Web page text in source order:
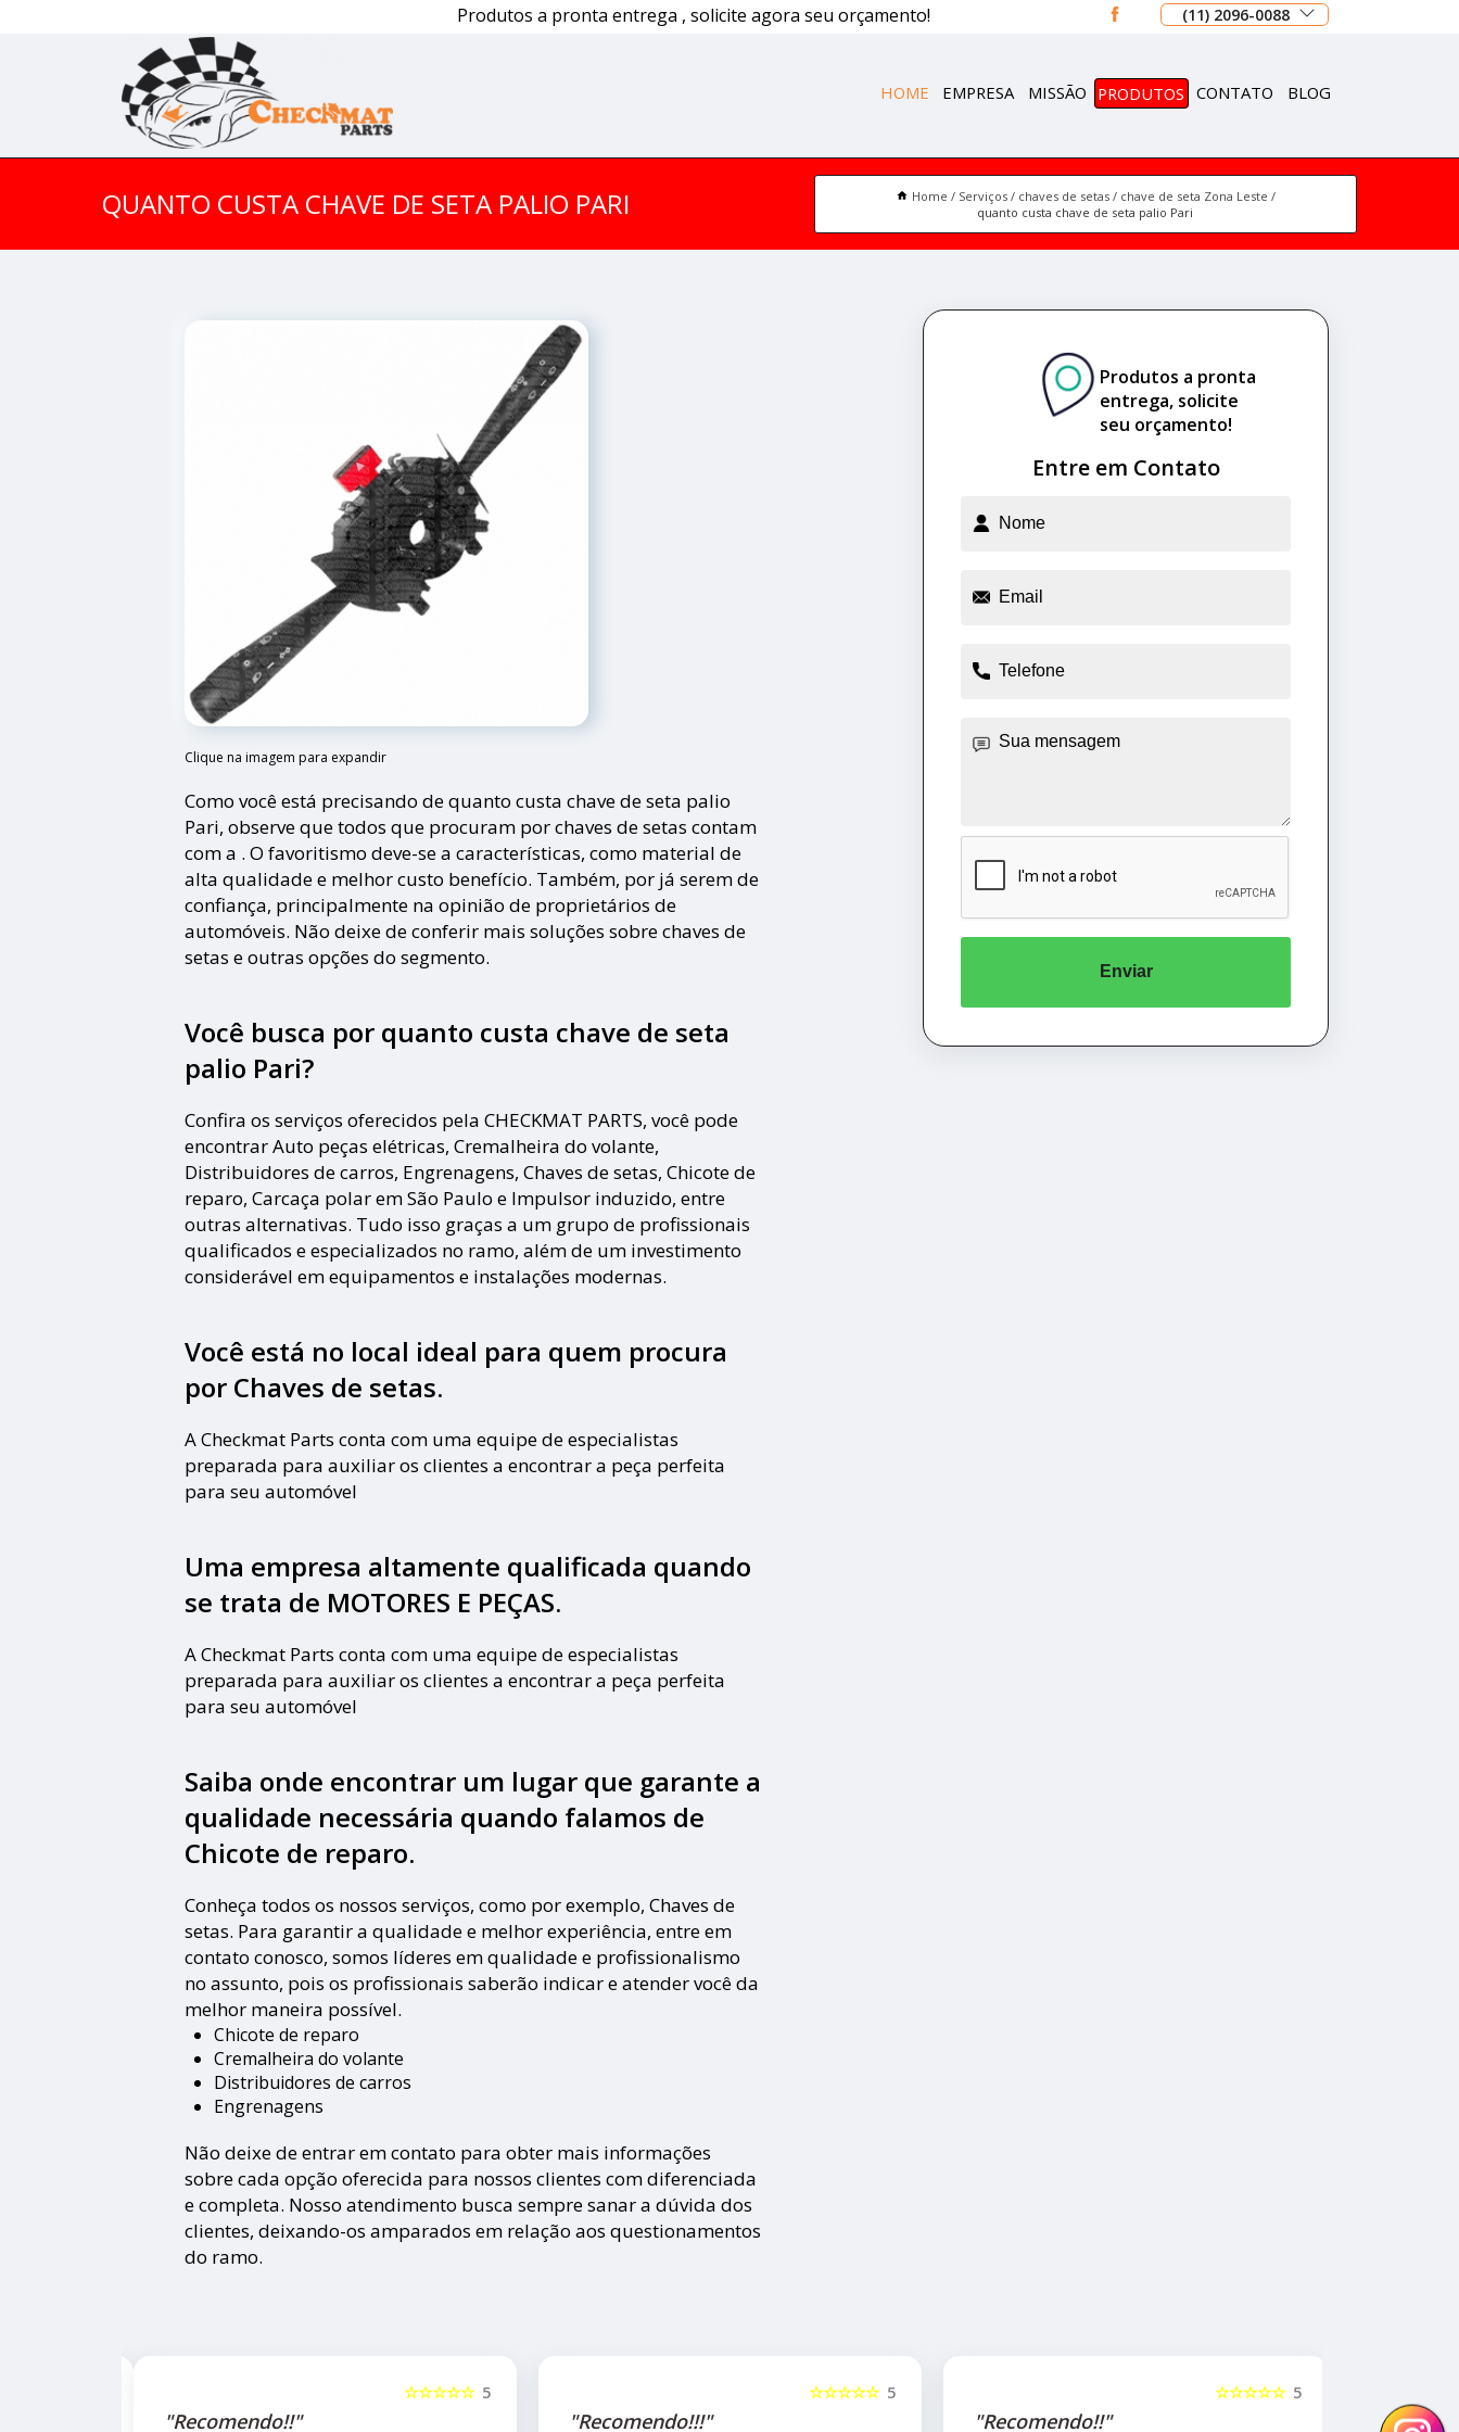
Produtos a pronta entrega , solicite agora seu orçamento! (11) 2096-0088
HOME EMPRESA MISSÃO PRODUTOS CONTATO BLOG
QUANTO CUSTA CHAVE DE SETA PALIO PARI Home Serviços chaves de setas
chave de seta Zona Leste
quanto custa chave de seta palio Pari
Clique na imagem para expandir
Como você está precisando de quanto custa chave de seta palio
Pari, observe que todos que procuram por chaves de setas contam
com a . O favoritismo deve-se a características, como material de
alta qualidade e melhor custo benefício. Também, por já serem de
confiança, principalmente na opinião de proprietários de
automóveis. Não deixe de conferir mais soluções sobre chaves de
setas e outras opções do segmento.
Você busca por quanto custa chave de seta
palio Pari?
Confira os serviços oferecidos pela CHECKMAT PARTS, você pode
encontrar Auto peças elétricas, Cremalheira do volante,
Distribuidores de carros, Engrenagens, Chaves de setas, Chicote de
reparo, Carcaça polar em São Paulo e Impulsor induzido, entre
outras alternativas. Tudo isso graças a um grupo de profissionais
qualificados e especializados no ramo, além de um investimento
considerável em equipamentos e instalações modernas.
Você está no local ideal para quem procura
por Chaves de setas.
A Checkmat Parts conta com uma equipe de especialistas
preparada para auxiliar os clientes a encontrar a peça perfeita
para seu automóvel
Uma empresa altamente qualificada quando
se trata de MOTORES E PEÇAS.
A Checkmat Parts conta com uma equipe de especialistas
preparada para auxiliar os clientes a encontrar a peça perfeita
para seu automóvel
Saiba onde encontrar um lugar que garante a
qualidade necessária quando falamos de
Chicote de reparo.
Conheça todos os nossos serviços, como por exemplo, Chaves de
setas. Para garantir a qualidade e melhor experiência, entre em
contato conosco, somos líderes em qualidade e profissionalismo
no assunto, pois os profissionais saberão indicar e atender você da
melhor maneira possível.
Chicote de reparo
Cremalheira do volante
Distribuidores de carros
Engrenagens
Não deixe de entrar em contato para obter mais informações
sobre cada opção oferecida para nossos clientes com diferenciada
e completa. Nosso atendimento busca sempre sanar a dúvida dos
clientes, deixando-os amparados em relação aos questionamentos
do ramo.
Entre em Contato
Produtos a pronta
entrega, solicite
seu orçamento!
Enviar
5
☆☆☆☆☆
"Recomendo!!!"
5
☆☆☆☆☆
"Recomendo!!"
5
☆☆☆☆☆
"Recomendo!!"